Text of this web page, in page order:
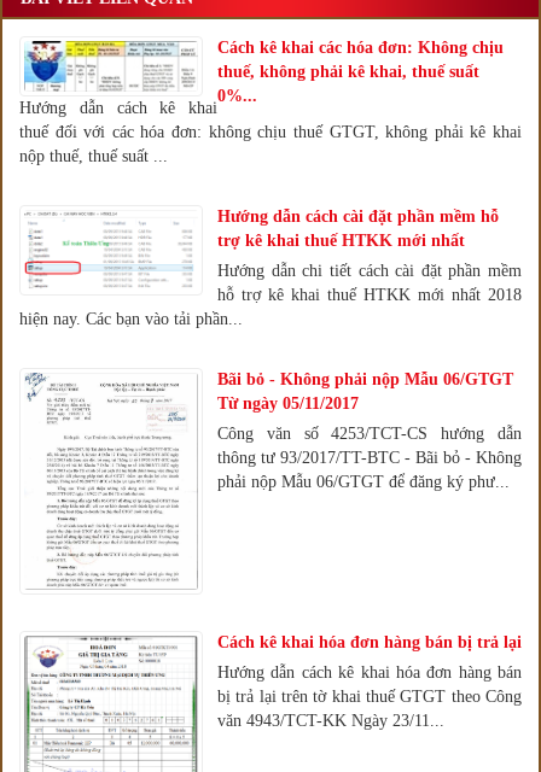
Cách kê khai các hóa đơn: Không chịu
thuế, không phải kê khai, thuế suất
0%...
Hướng dẫn cách kê khai
thuế đối với các hóa đơn: không chịu thuế GTGT, không phải kê khai
nộp thuế, thuế suất ...
Hướng dẫn cách cài đặt phần mềm hỗ
trợ kê khai thuế HTKK mới nhất
Hướng dẫn chi tiết cách cài đặt phần mềm
hỗ trợ kê khai thuế HTKK mới nhất 2018
hiện nay. Các bạn vào tải phần...
Bãi bỏ - Không phải nộp Mẫu 06/GTGT
Từ ngày 05/11/2017
Công văn số 4253/TCT-CS hướng dẫn
thông tư 93/2017/TT-BTC - Bãi bỏ - Không
phải nộp Mẫu 06/GTGT để đăng ký phư...
Cách kê khai hóa đơn hàng bán bị trả lại
Hướng dẫn cách kê khai hóa đơn hàng bán
bị trả lại trên tờ khai thuế GTGT theo Công
văn 4943/TCT-KK Ngày 23/11...